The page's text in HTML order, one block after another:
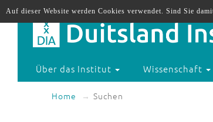
Über das Institut Wissenschaft
Home Suchen
Auf dieser Website werden Cookies verwendet. Sind Sie